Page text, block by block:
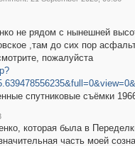
не рядом с нынешней
,там до сих пор
пожалуйста
спутниковые съёмки
которая была в
часть моей